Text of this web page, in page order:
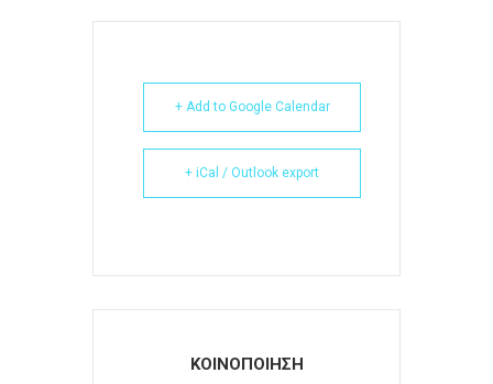
+ Add to Google Calendar
+ iCal / Outlook export
ΚΟΙΝΟΠΟΙΗΣΗ